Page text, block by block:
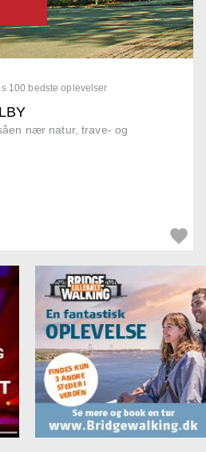
100 bedste oplevelser
nær natur, trave- og